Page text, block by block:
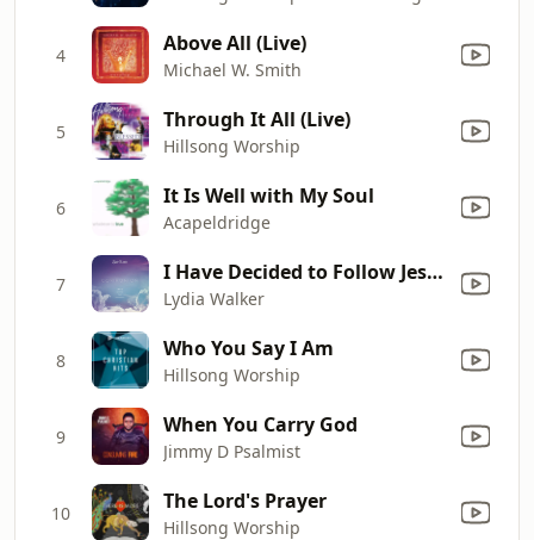
4 Above All (Live)
Michael W. Smith
5 Through It All (Live)
Hillsong Worship
6 It Is Well with My Soul
Acapeldridge
7 I Have Decided to Follow Jesus
Lydia Walker
8 Who You Say I Am
Hillsong Worship
9 When You Carry God
Jimmy D Psalmist
10 The Lord's Prayer
Hillsong Worship